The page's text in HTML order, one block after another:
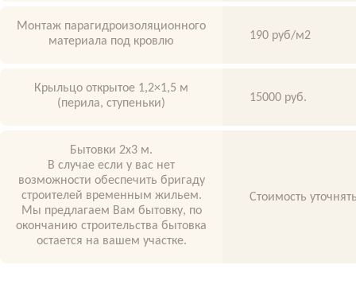
Монтаж парагидроизоляционного
материала под кровлю
190 руб/м2
Крыльцо открытое 1,2×1,5 м
(перила, ступеньки)
15000 руб.
Бытовки 2х3 м.
В случае если у вас нет
возможности обеспечить бригаду
строителей временным жильем.
Мы предлагаем Вам бытовку, по
окончанию строительства бытовка
остается на вашем участке.
Стоимость